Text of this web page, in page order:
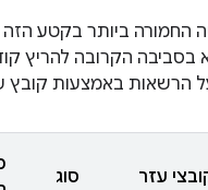
החמורה ביותר בקטע
בסביבה הקרובה להריץ
הרשאות באמצעות קובץ
עזר סוג